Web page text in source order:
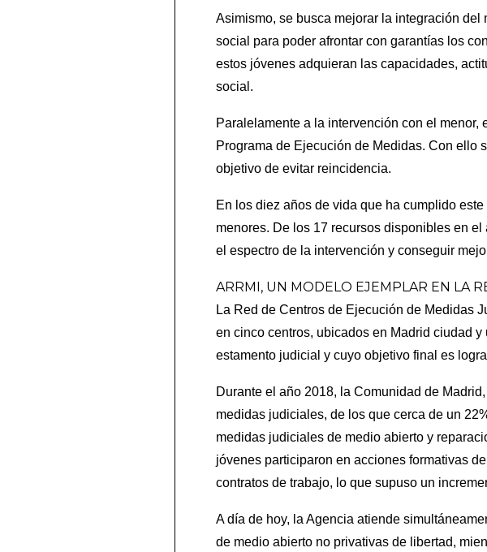
Asimismo, se busca mejorar la integración
social para poder afrontar con garantías los
estos jóvenes adquieran las capacidades,
social.
Paralelamente a la intervención con el menor,
Programa de Ejecución de Medidas. Con ello
objetivo de evitar reincidencia.
En los diez años de vida que ha cumplido
menores. De los 17 recursos disponibles en
el espectro de la intervención y conseguir
ARRMI, UN MODELO EJEMPLAR EN LA
La Red de Centros de Ejecución de Medidas
en cinco centros, ubicados en Madrid ciudad
estamento judicial y cuyo objetivo final es
Durante el año 2018, la Comunidad de
medidas judiciales, de los que cerca de un
medidas judiciales de medio abierto y
jóvenes participaron en acciones formativas
contratos de trabajo, lo que supuso un
A día de hoy, la Agencia atiende
de medio abierto no privativas de libertad,